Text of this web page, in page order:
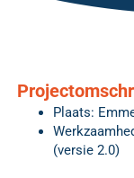
Plaats:
(versie 2.0)